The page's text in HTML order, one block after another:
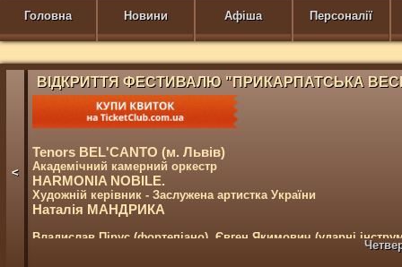
Головна Новини Афіша Персоналії
<
ВІДКРИТТЯ ФЕСТИВАЛЮ "ПРИКАРПАТСЬКА
Tenors BEL'CANTO (м. Львів)
Академічний камерний оркестр
HARMONIA NOBILE.
Художній керівник - Заслужена артистка України
Наталія МАНДРИКА
Владислав Пірус (фортепіано), Євген Якимович (ударні
У програмі арії, романси, пісні українських та зарубіжних